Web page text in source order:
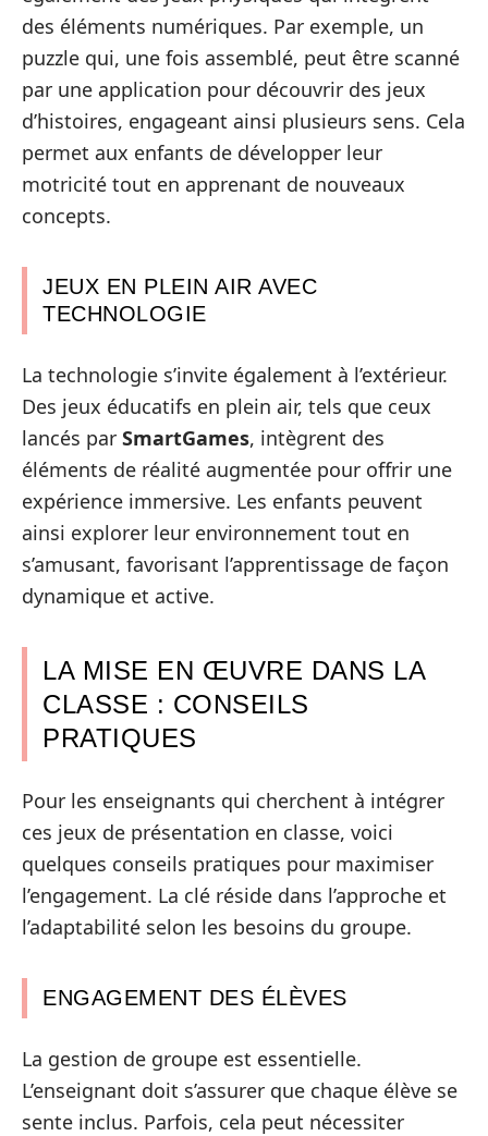
des éléments numériques. Par exemple, un
puzzle qui, une fois assemblé, peut être scanné
par une application pour découvrir des jeux
d’histoires, engageant ainsi plusieurs sens. Cela
permet aux enfants de développer leur
motricité tout en apprenant de nouveaux
concepts.
JEUX EN PLEIN AIR AVEC
TECHNOLOGIE
La technologie s’invite également à l’extérieur.
Des jeux éducatifs en plein air, tels que ceux
lancés par SmartGames, intègrent des
éléments de réalité augmentée pour offrir une
expérience immersive. Les enfants peuvent
ainsi explorer leur environnement tout en
s’amusant, favorisant l’apprentissage de façon
dynamique et active.
LA MISE EN ŒUVRE DANS LA
CLASSE : CONSEILS
PRATIQUES
Pour les enseignants qui cherchent à intégrer
ces jeux de présentation en classe, voici
quelques conseils pratiques pour maximiser
l’engagement. La clé réside dans l’approche et
l’adaptabilité selon les besoins du groupe.
ENGAGEMENT DES ÉLÈVES
La gestion de groupe est essentielle.
L’enseignant doit s’assurer que chaque élève se
sente inclus. Parfois, cela peut nécessiter